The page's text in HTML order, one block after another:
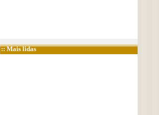
:: Mais lidas